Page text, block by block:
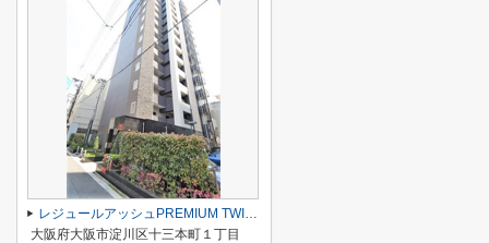
レジュールアッシュPREMIUM TWIN Ⅱ
大阪府大阪市淀川区十三本町１丁目